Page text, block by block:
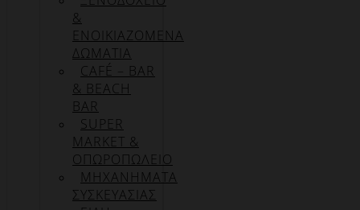
&
ΕΝΟΙΚΙΑΖΟΜΕΝΑ
ΔΩΜΑΤΙΑ
CAFÉ – BAR
& BEACH
BAR
SUPER
MARKET &
ΟΠΩΡΟΠΩΛΕΙΟ
ΜΗΧΑΝΗΜΑΤΑ
ΣΥΣΚΕΥΑΣΙΑΣ